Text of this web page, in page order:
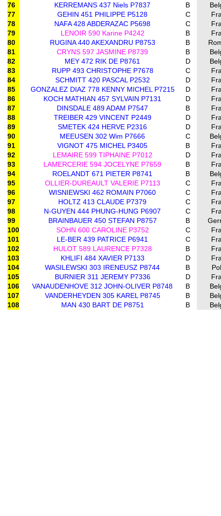
76
KERREMANS 437 Niels P7837 B
77
GEHIN 451 PHILIPPE P5128 C
78
NAFA 428 ABDERAZAC P5698 C
79
LENOIR 590 Karine P4242 B
80
RUGINA 440 AKEXANDRU P8753 B
81
CRYNS 597 JASMINE P8739 B
82
MEY 472 RIK DE P8761 D
83
RUPP 493 CHRISTOPHE P7678 C
84
SCHMITT 420 PASCAL P2532 D
85
GONZALEZ DIAZ 778 KENNY MICHEL P7215 D
86
KOCH MATHIAN 457 SYLVAIN P7131 D
87
DINSDALE 489 ADAM P7547 B
88
TREIBER 429 VINCENT P2449 D
89
SMETEK 424 HERVE P2316 D
90
MEEUSEN 302 Wim P7666 C
91
VIGNOT 475 MICHEL P3405 B
92
LEMAIRE 599 TIPHAINE P7012 D
93
LAMERCERIE 594 JOCELYNE P7659 B
94
ROELANDT 671 PIETER P8741 B
95
OLLIER-DUREAULT VALERIE P7113 C
96
WISNIEWSKI 462 ROMAIN P7060 C
97
HOLTZ 413 CLAUDE P7379 C
98
N-GUYEN 444 PHUNG-HUNG P6907 C
99
BRAINBAUER 450 STEFAN P8757 B
100
SOHN 600 CAROLINE P3752 C
101
LE-BER 439 PATRICE P6941 C
102
HULOT 589 LAURENCE P7328 B
103
KHLIFI 484 XAVIER P7133 D
104
WASILEWSKI 303 IRENEUSZ P8744 B
105
BURNIER 311 JEREMY P7336 D
106
VANAUDENHOVE 312 JOHN-OLIVER P8748 B
107
VANDERHEYDEN 305 KAREL P8745 B
108
MAN 430 BART DE P8751 B